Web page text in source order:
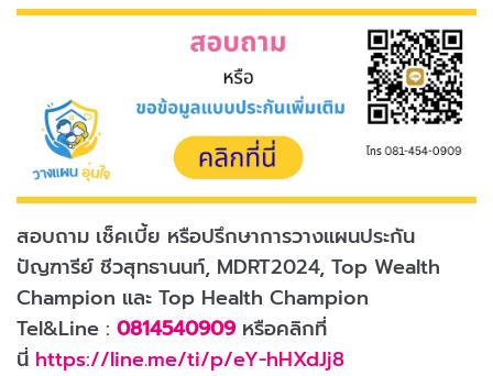
สอบถาม เช็คเบี้ย หรือปรึกษาการวางแผนประกัน
ปัญฑารีย์ ชีวสุทธานนท์, MDRT2024, Top Wealth
Champion และ Top Health Champion
Tel&Line : 0814540909 หรือคลิกที่
นี่ https://line.me/ti/p/eY-hHXdJj8